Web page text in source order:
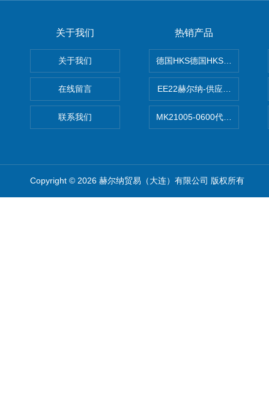
关于我们
关于我们
在线留言
联系我们
热销产品
德国HKS德国HKS液压旋转摆
EE22赫尔纳-供应
MK21005-0600代理德国MK
Copyright © 2026 赫尔纳贸易（大连）有限公司 版权所有